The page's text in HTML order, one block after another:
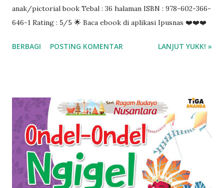
anak/pictorial book Tebal : 36 halaman ISBN : 978-602-366-
646-1 Rating : 5/5 🌟 Baca ebook di aplikasi Ipusnas ❤️❤️❤️
BERBAGI POSTING KOMENTAR LANJUT YUKK! »